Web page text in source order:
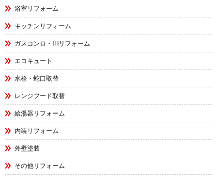
浴室リフォーム
キッチンリフォーム
ガスコンロ・IHリフォーム
エコキュート
水栓・蛇口取替
レンジフード取替
給湯器リフォーム
内装リフォーム
外壁塗装
その他リフォーム